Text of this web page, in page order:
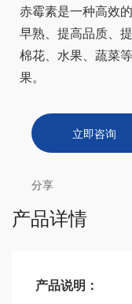
赤霉素是一种高效
早熟、提高品质、
棉花、水果、蔬菜
果。
立即咨询
分享
产品详情
产品说明：